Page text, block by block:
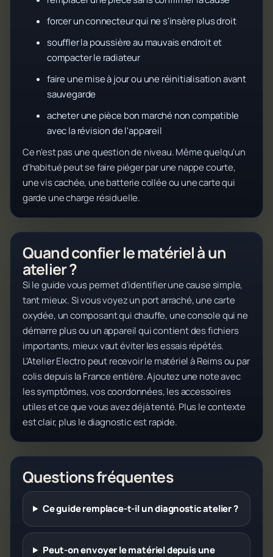
forcer un connecteur qui ne s'insère plus droit
souffler la poussière au mauvais endroit et
compacter le radiateur
faire une mise à jour ou une réinitialisation avant
sauvegarde
acheter une pièce bon marché non compatible
avec la révision de l'appareil
Ce n'est pas une question de niveau. Même quelqu'un
d'habitué peut se faire piéger par une nappe courte,
une vis cachée, une batterie collée ou une carte qui
garde une charge résiduelle.
Quand confier le matériel à un
atelier ?
Si le guide vous permet d'identifier une cause simple,
tant mieux. Si vous voyez un port arraché, une carte
oxydée, un composant qui chauffe, une console qui ne
démarre plus ou un appareil qui contient des fichiers
importants, mieux vaut éviter les essais répétés.
L'Atelier Electro peut recevoir le matériel à Reims ou par
colis depuis la France entière. Ajoutez une note avec
les symptômes, vos coordonnées, les accessoires
utiles et ce que vous avez déjà tenté. Plus le contexte
est clair, plus le diagnostic est rapide.
Questions fréquentes
Ce guide remplace-t-il un diagnostic atelier ?
Peut-on envoyer le matériel depuis une